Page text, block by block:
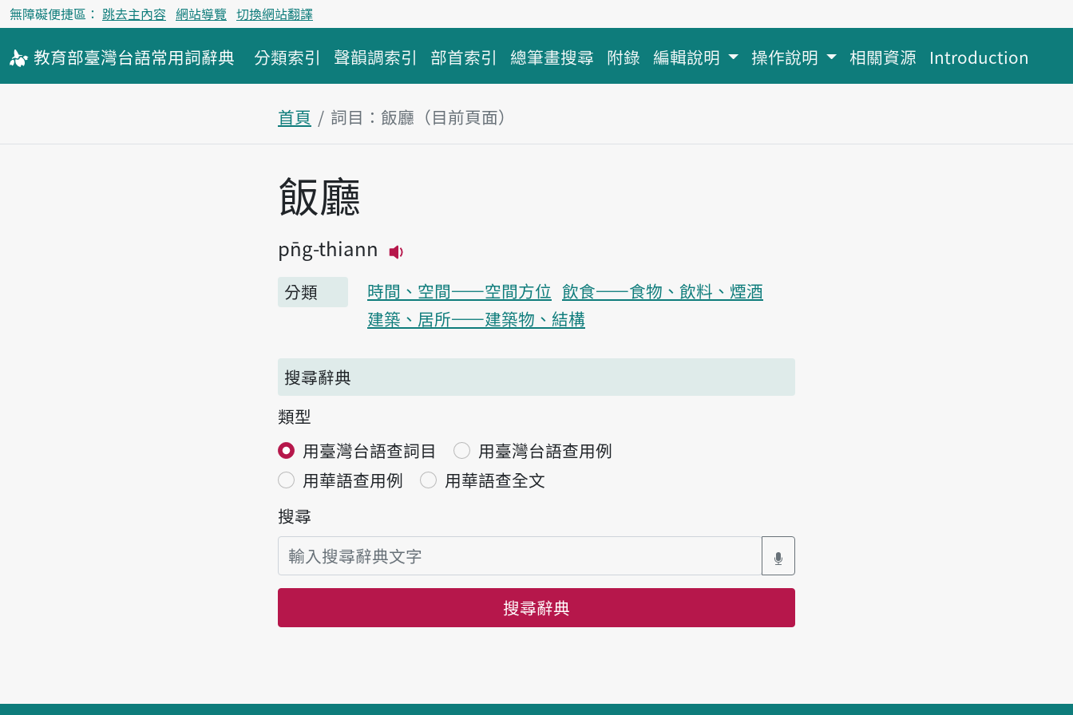
無障礙便捷區： 跳去主內容 網站導覽 切換網站翻譯
教育部臺灣台語常用詞辭典 分類索引 聲韻調索引 部首索引 總筆畫搜尋 附錄 編輯說明 操作說明 相關資源 Introduction
首頁 詞目：飯廳（目前頁面）
主內容區塊
飯廳
pn̄g-thiann
分類
時間、空間——空間方位 飲食——食物、飲料、煙酒
建築、居所——建築物、結構
搜尋辭典
類型
用臺灣台語查詞目
用臺灣台語查用例
用華語查用例
用華語查全文
搜尋
搜尋辭典